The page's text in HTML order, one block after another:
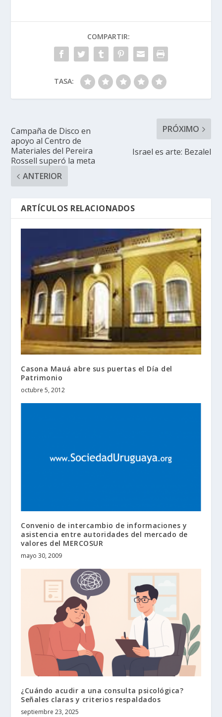
COMPARTIR:
TASA:
Campaña de Disco en
apoyo al Centro de
Materiales del Pereira
Rossell superó la meta
ANTERIOR
PRÓXIMO
Israel es arte: Bezalel
ARTÍCULOS RELACIONADOS
Casona Mauá abre sus puertas el Día del
Patrimonio
octubre 5, 2012
Convenio de intercambio de informaciones y
asistencia entre autoridades del mercado de
valores del MERCOSUR
mayo 30, 2009
¿Cuándo acudir a una consulta psicológica?
Señales claras y criterios respaldados
septiembre 23, 2025